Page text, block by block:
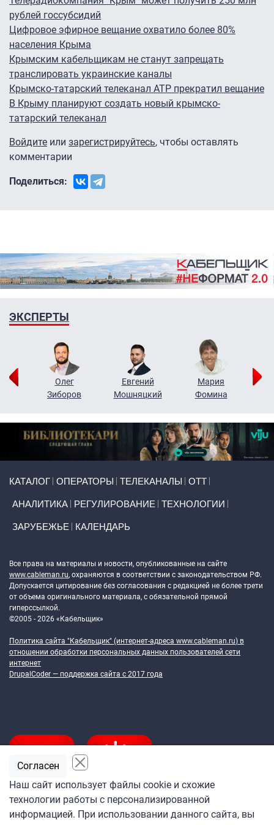
рублей госсубсидий
Цифровое эфирное вещание охватило более 80%
населения Крыма
Крымским кабельщикам не станут запрещать
транслировать украинские каналы
Крымско-татарский телеканал АТР прекратил вещание
В Крыму планируют создать новый крымско-
татарский телеканал
Войдите или зарегистрируйтесь, чтобы оставлять
комментарии
Поделиться:
ЭКСПЕРТЫ
Олег
Зиборов
Евгений
Мошняцкий
Мария
Фомина
КАТАЛОГ ОПЕРАТОРЫ ТЕЛЕКАНАЛЫ ОТТ
АНАЛИТИКА РЕГУЛИРОВАНИЕ ТЕХНОЛОГИИ
ЗАРУБЕЖЬЕ КАЛЕНДАРЬ
Все права на материалы и новости, опубликованные на сайте
www.cableman.ru, охраняются в соответствии с законодательством РФ.
Допускается цитирование без согласования с редакцией не более трети
от объема оригинального материала, с обязательной прямой
гиперссылкой.
©2005 - 2026 «Кабельщик»
Политика сайта "Кабельщик" (интернет-адреса www.cableman.ru) в
отношении обработки персональных данных пользователей сети
интернет
DrupalCoder — поддержка сайта c 2017 года
Подпишитесь
Наш сайт использует файлы cookie и схожие
технологии работы с персонализированной
информацией. При использовании данного сайта, вы
Согласен